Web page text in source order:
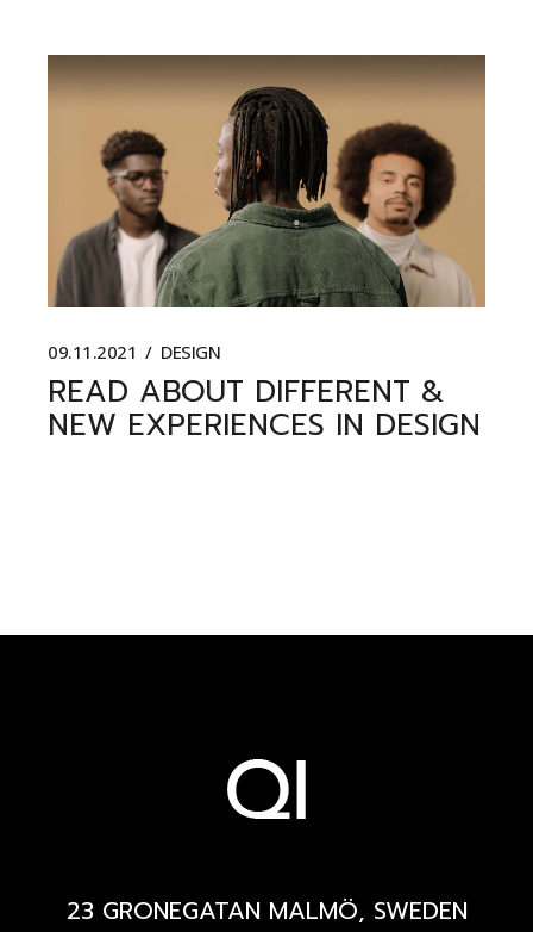
09.11.2021 DESIGN
READ ABOUT DIFFERENT &
NEW EXPERIENCES IN DESIGN
23 GRONEGATAN MALMÖ, SWEDEN